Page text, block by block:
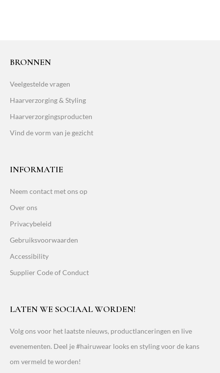
BRONNEN
Veelgestelde vragen
Haarverzorging & Styling
Haarverzorgingsproducten
Vind de vorm van je gezicht
INFORMATIE
Neem contact met ons op
Over ons
Privacybeleid
Gebruiksvoorwaarden
Accessibility
Supplier Code of Conduct
LATEN WE SOCIAAL WORDEN!
Volg ons voor het laatste nieuws, productlanceringen en live
evenementen. Deel je #hairuwear looks en styling voor de kans
om vermeld te worden!